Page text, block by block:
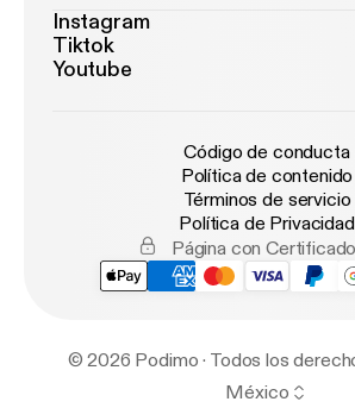
Instagram
Tiktok
Youtube
Código de conducta
Política de contenido
Términos de servicio
Política de Privacidad
Página con
© 2026 Podimo · Todos los
México